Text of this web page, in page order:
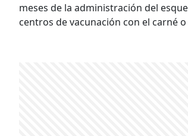
meses de la administración del
centros de vacunación con el carné